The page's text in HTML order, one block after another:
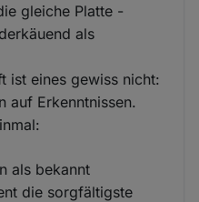
gleiche Platte -
als
ist eines gewiss nicht:
auf Erkenntnissen.
als bekannt
die sorgfältigste